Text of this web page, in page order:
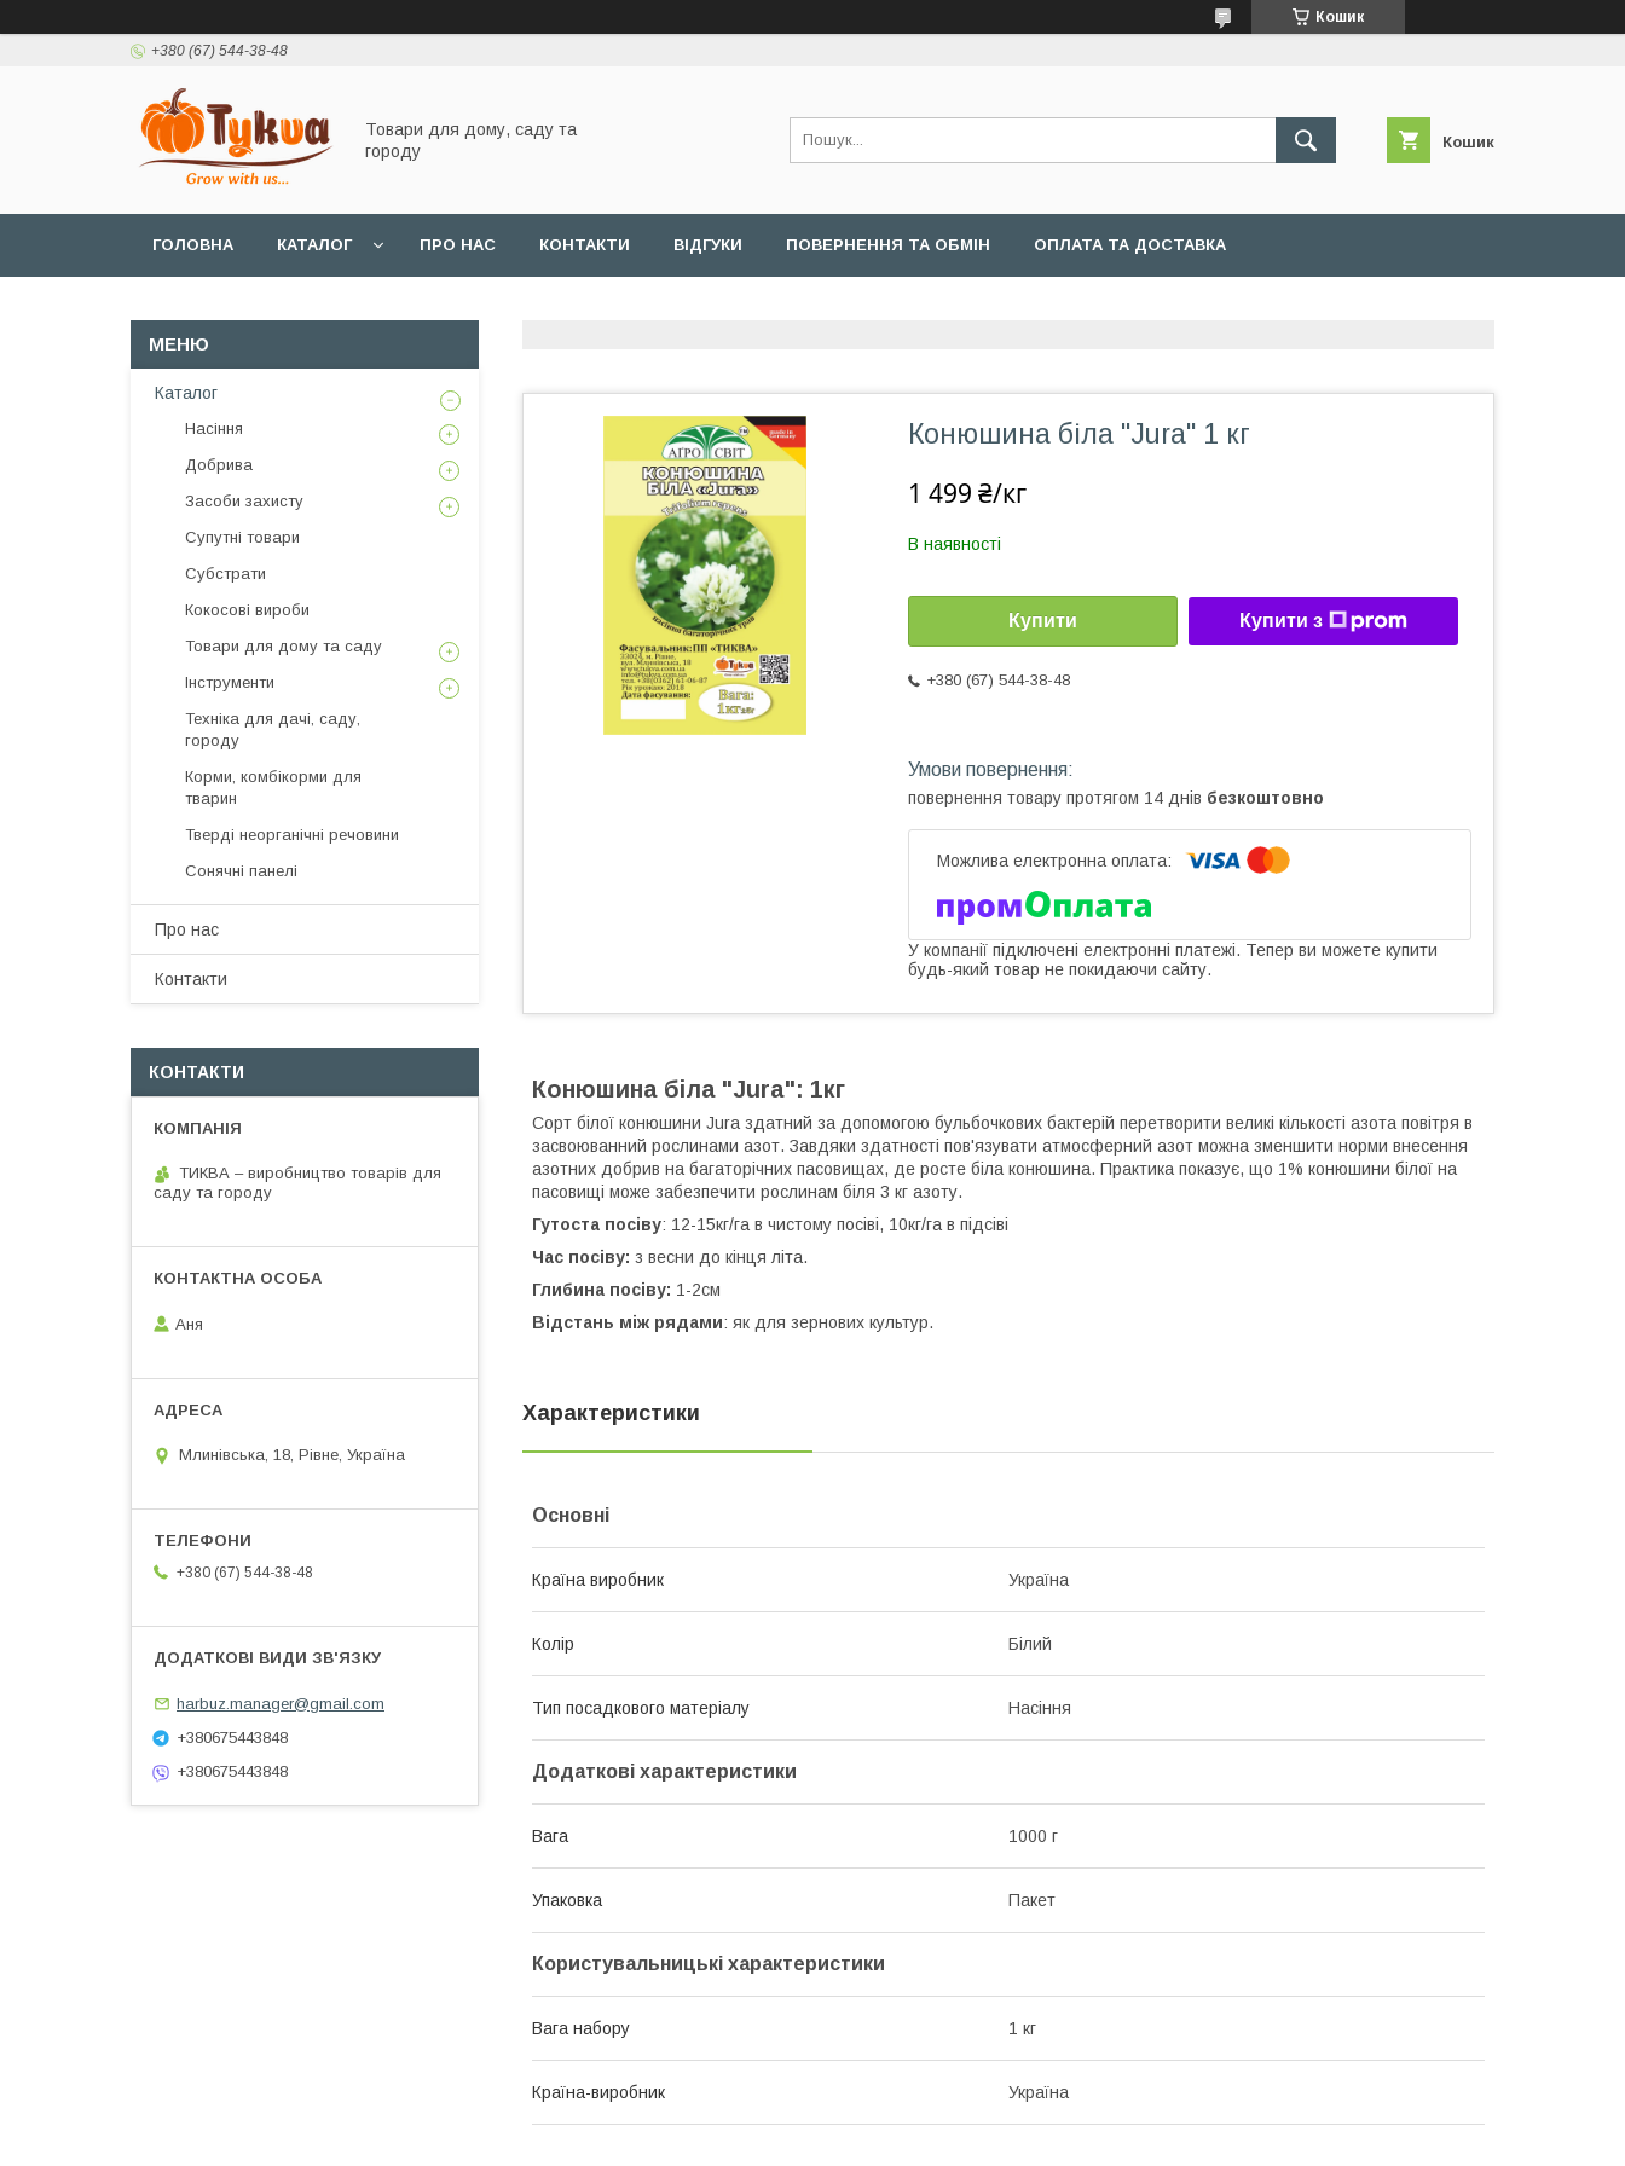
Кошик
+380 (67) 544-38-48
Товари для дому, саду та
городу
Кошик
ГОЛОВНА КАТАЛОГ ПРО НАС КОНТАКТИ ВІДГУКИ ПОВЕРНЕННЯ ТА ОБМІН ОПЛАТА ТА ДОСТАВКА
Конюшина біла "Jura" 1 кг
1 499 ₴/кг
В наявності
Купити Купити з
+380 (67) 544-38-48
повернення товару протягом 14 днів безкоштовно
У компанії підключені електронні платежі. Тепер ви можете купити
будь-який товар не покидаючи сайту.
Конюшина біла "Jura": 1кг
Сорт білої конюшини Jura здатний за допомогою бульбочкових бактерій перетворити великі кількості азота повітря в
засвоюванний рослинами азот. Завдяки здатності пов'язувати атмосферний азот можна зменшити норми внесення
азотних добрив на багаторічних пасовищах, де росте біла конюшина. Практика показує, що 1% конюшини білої на
пасовищі може забезпечити рослинам біля 3 кг азоту.
Гутоста посіву: 12-15кг/га в чистому посіві, 10кг/га в підсіві
Час посіву: з весни до кінця літа.
Глибина посіву: 1-2см
Відстань між рядами: як для зернових культур.
Характеристики
Основні
Країна виробник Україна
Колір Білий
Тип посадкового матеріалу Насіння
Додаткові характеристики
Вага 1000 г
Упаковка Пакет
Користувальницькі характеристики
Вага набору 1 кг
Країна-виробник Україна
Каталог
Насіння
Добрива
Засоби захисту
Супутні товари
Субстрати
Кокосові вироби
Товари для дому та саду
Інструменти
Техніка для дачі, саду,
городу
Корми, комбікорми для
тварин
Тверді неорганічні речовини
Сонячні панелі
Про нас
Контакти
КОНТАКТИ
ТИКВА – виробництво товарів для
саду та городу
Аня
Млинівська, 18, Рівне, Україна
+380 (67) 544-38-48
harbuz.manager@gmail.com
+380675443848
+380675443848